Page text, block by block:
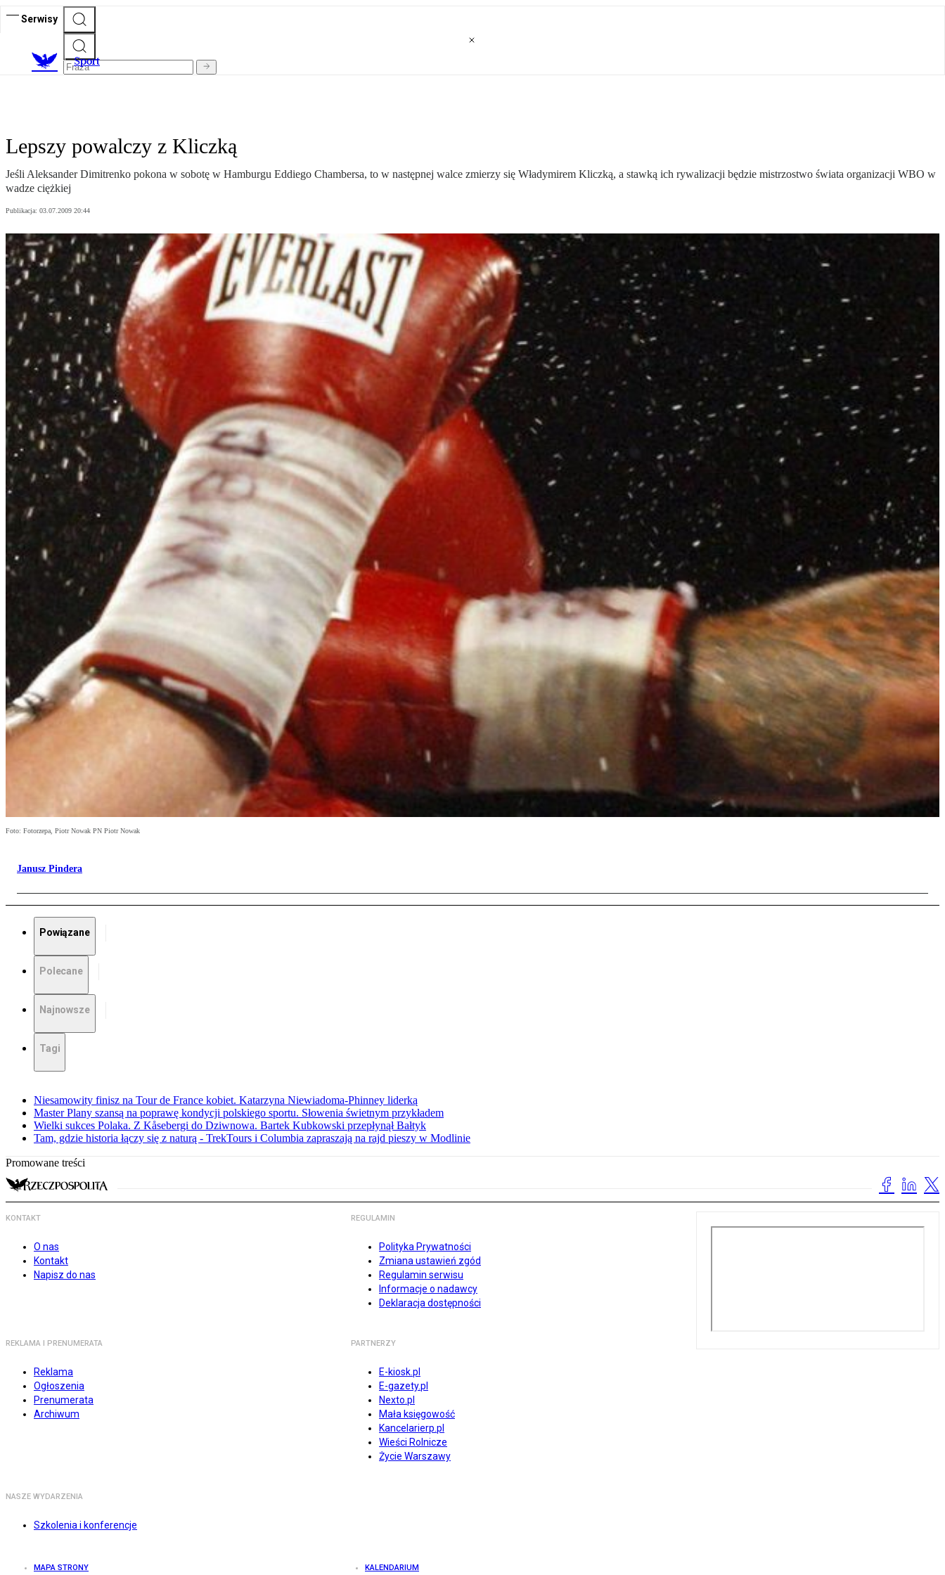
Serwisy
Sport
Lepszy powalczy z Kliczką
Jeśli Aleksander Dimitrenko pokona w sobotę w Hamburgu Eddiego Chambersa, to w następnej walce zmierzy się Władymirem Kliczką, a stawką ich rywalizacji będzie mistrzostwo świata organizacji WBO w
wadze ciężkiej
Publikacja: 03.07.2009 20:44
Foto: Fotorzepa, Piotr Nowak PN Piotr Nowak
Janusz Pindera
Powiązane
Polecane
Najnowsze
Tagi
Niesamowity finisz na Tour de France kobiet. Katarzyna Niewiadoma-Phinney liderką
Master Plany szansą na poprawę kondycji polskiego sportu. Słowenia świetnym przykładem
Wielki sukces Polaka. Z Kåsebergi do Dziwnowa. Bartek Kubkowski przepłynął Bałtyk
Tam, gdzie historia łączy się z naturą - TrekTours i Columbia zapraszają na rajd pieszy w Modlinie
Promowane treści
KONTAKT
O nas
Kontakt
Napisz do nas
REGULAMIN
Polityka Prywatności
Zmiana ustawień zgód
Regulamin serwisu
Informacje o nadawcy
Deklaracja dostępności
REKLAMA I PRENUMERATA
Reklama
Ogłoszenia
Prenumerata
Archiwum
PARTNERZY
E-kiosk.pl
E-gazety.pl
Nexto.pl
Mała księgowość
Kancelarierp.pl
Wieści Rolnicze
Życie Warszawy
NASZE WYDARZENIA
Szkolenia i konferencje
MAPA STRONY KALENDARIUM